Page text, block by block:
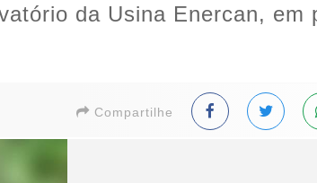
da Usina Enercan, em
Compartilhe